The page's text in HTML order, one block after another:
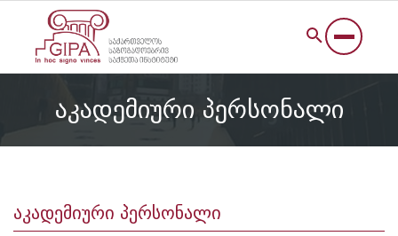
აკადემიური პერსონალი
აკადემიური პერსონალი